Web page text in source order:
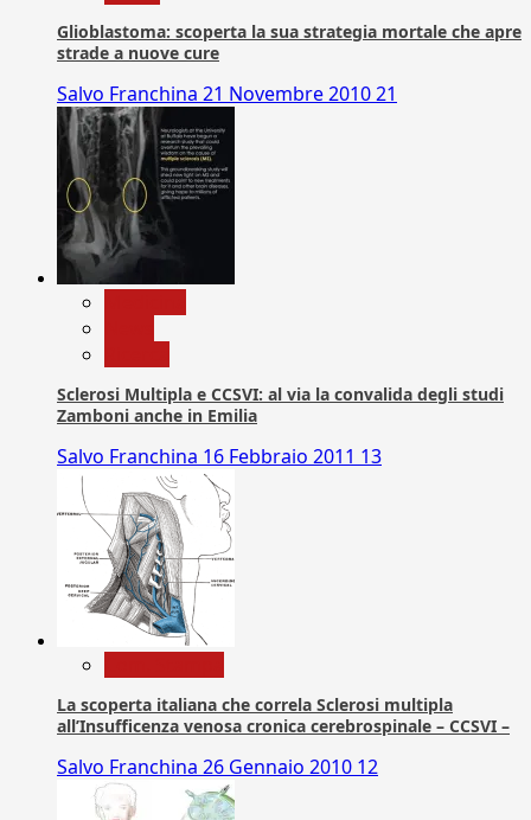
Glioblastoma: scoperta la sua strategia mortale che apre
strade a nuove cure
Salvo Franchina 21 Novembre 201021
Sclerosi Multipla e CCSVI: al via la convalida degli studi
Zamboni anche in Emilia
Salvo Franchina 16 Febbraio 2011 13
La scoperta italiana che correla Sclerosi multipla
all’Insufficenza venosa cronica cerebrospinale – CCSVI –
Salvo Franchina 26 Gennaio 2010 12